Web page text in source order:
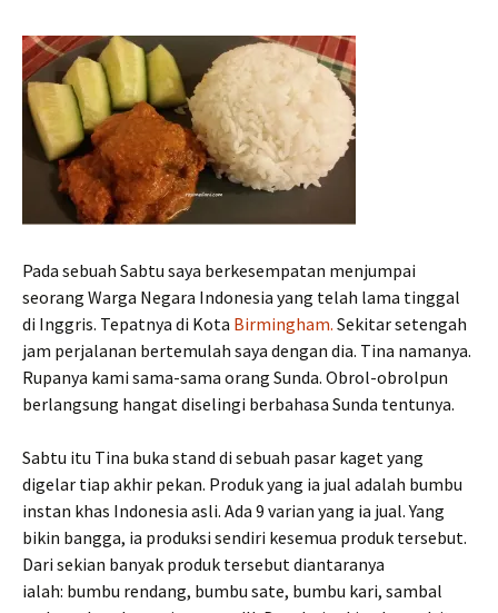
Pada sebuah Sabtu saya berkesempatan menjumpai
seorang Warga Negara Indonesia yang telah lama tinggal
di Inggris. Tepatnya di Kota Birmingham. Sekitar setengah
jam perjalanan bertemulah saya dengan dia. Tina namanya.
Rupanya kami sama-sama orang Sunda. Obrol-obrolpun
berlangsung hangat diselingi berbahasa Sunda tentunya.
Sabtu itu Tina buka stand di sebuah pasar kaget yang
digelar tiap akhir pekan. Produk yang ia jual adalah bumbu
instan khas Indonesia asli. Ada 9 varian yang ia jual. Yang
bikin bangga, ia produksi sendiri kesemua produk tersebut.
Dari sekian banyak produk tersebut diantaranya
ialah: bumbu rendang, bumbu sate, bumbu kari, sambal